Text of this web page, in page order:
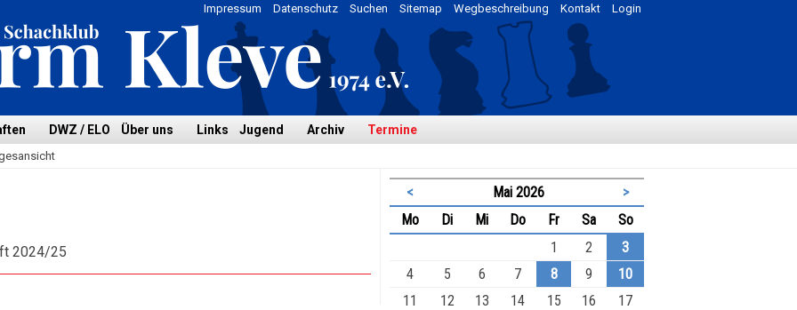
Login
Kontakt
Wegbeschreibung
Sitemap
Suchen
Datenschutz
Impressum
DWZ / ELO Über uns Links Jugend Archiv Termine
2024/25
< Mai 2026
>
Montag Dienstag
Mittwoch
Donnerstag
FreitagSamstag
Sonntag
1
2
3
4
5 6 7 8 9
10
11
12 13 14 15 16
17